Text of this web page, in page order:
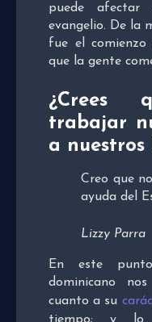
puede
evangelio. De la
fue el
que la gente
¿Crees
trabajar
a nuestros
Creo que
ayuda del
Lizzy Parra
En este
dominicano
cuanto a su